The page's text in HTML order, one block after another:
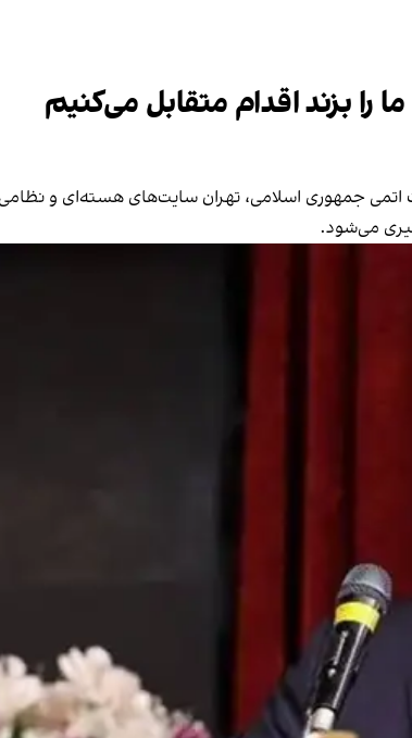
بزند اقدام متقابل می‌کنیم
جمهوری اسلامی، تهران سایت‌های هسته‌ای و
می‌شود.